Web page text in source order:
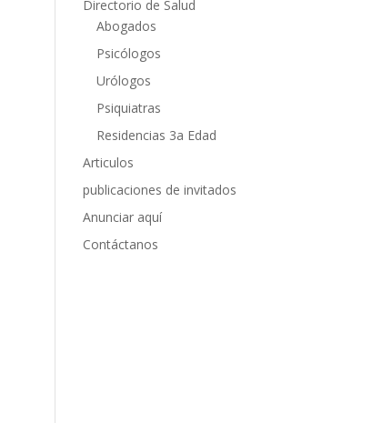
Directorio de Salud
Abogados
Psicólogos
Urólogos
Psiquiatras
Residencias 3a Edad
Articulos
publicaciones de invitados
Anunciar aquí
Contáctanos